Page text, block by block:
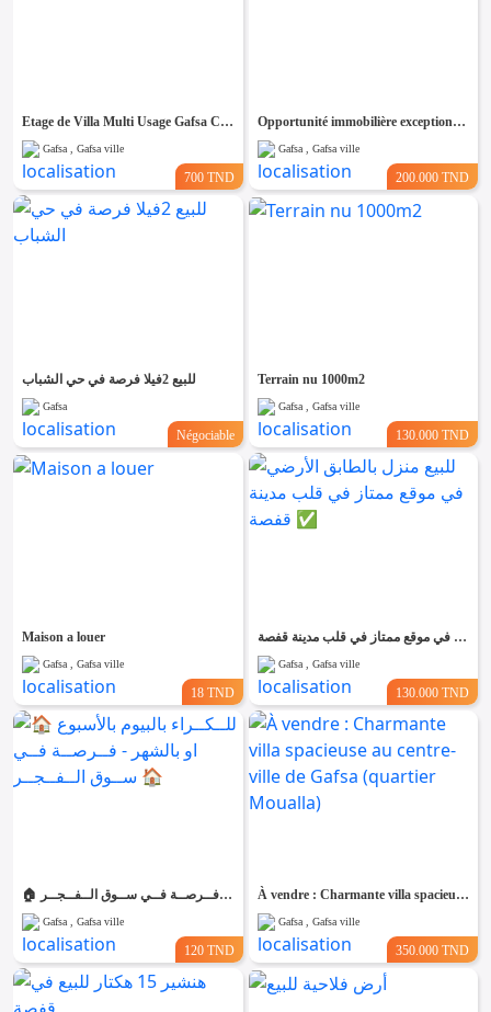
Etage de Villa Multi Usage Gafsa Centre
Gafsa , Gafsa ville
700 TND
Opportunité immobilière exceptionnelle à vendre
Gafsa , Gafsa ville
200.000 TND
للبيع 2فيلا فرصة في حي الشباب
Gafsa
Négociable
Terrain nu 1000m2
Gafsa , Gafsa ville
130.000 TND
Maison a louer
Gafsa , Gafsa ville
18 TND
للبيع منزل بالطابق الأرضي في موقع ممتاز في قلب مدينة قفصة ✅
Gafsa , Gafsa ville
130.000 TND
🏠 للــكــراء بالبيوم بالأسبوع او بالشهر - فــرصــة فــي ســوق الــفــجــر 🏠
Gafsa , Gafsa ville
120 TND
À vendre : Charmante villa spacieuse au centre-ville de Gafsa (quartier Moualla)
Gafsa , Gafsa ville
350.000 TND